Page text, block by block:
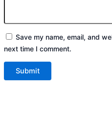
Save my name, email, and
next time I comment.